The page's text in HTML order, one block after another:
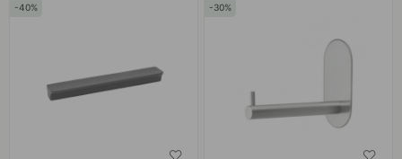
40 30